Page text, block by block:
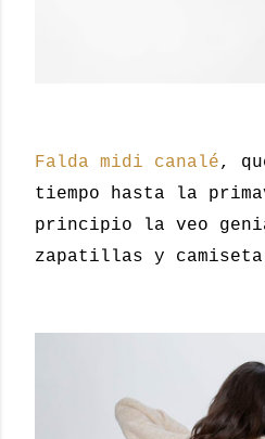
Falda midi canalé,
tiempo hasta la
principio la veo
zapatillas y